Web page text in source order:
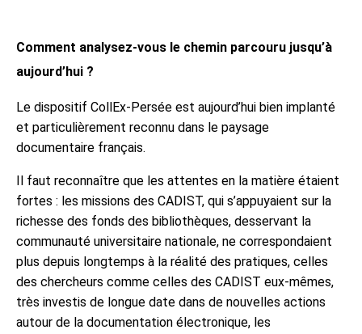
Comment analysez-vous le chemin parcouru jusqu’à
aujourd’hui ?
Le dispositif CollEx-Persée est aujourd’hui bien implanté
et particulièrement reconnu dans le paysage
documentaire français.
Il faut reconnaître que les attentes en la matière étaient
fortes : les missions des CADIST, qui s’appuyaient sur la
richesse des fonds des bibliothèques, desservant la
communauté universitaire nationale, ne correspondaient
plus depuis longtemps à la réalité des pratiques, celles
des chercheurs comme celles des CADIST eux-mêmes,
très investis de longue date dans de nouvelles actions
autour de la documentation électronique, les